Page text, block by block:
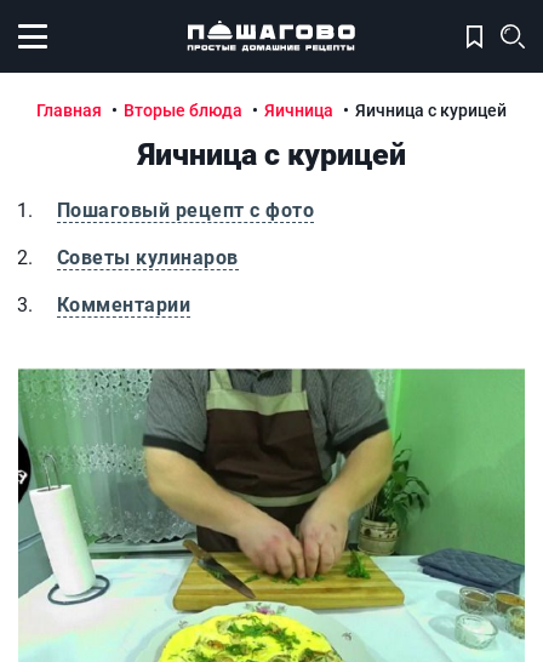
Открыть меню
Главная Вторые блюда Яичница Яичница с курицей
Яичница с курицей
Пошаговый рецепт с фото
Советы кулинаров
Комментарии
Яичница с курицей